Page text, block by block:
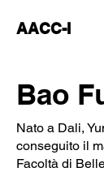
AACC-I
Bao
Nato a Dali,
conseguito il
Facoltà di